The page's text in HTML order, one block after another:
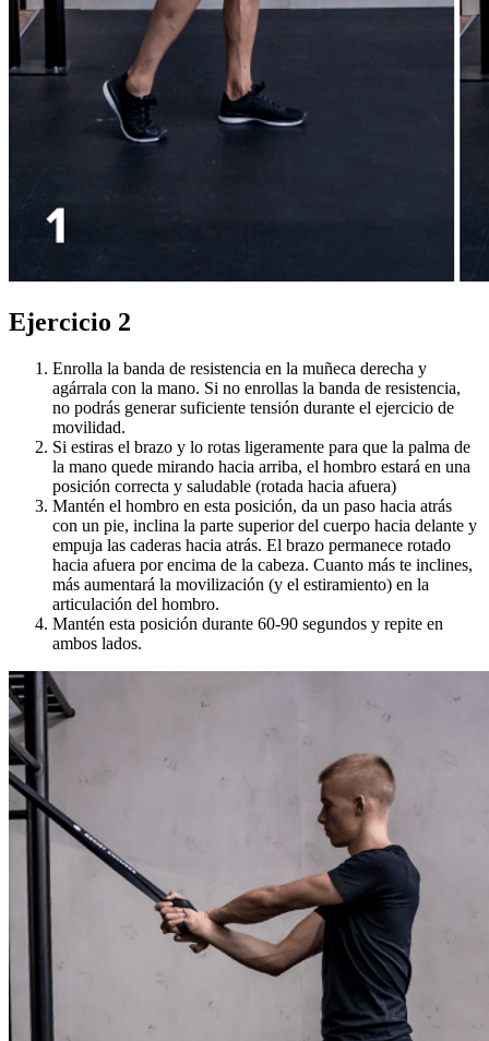
Ejercicio 2
Enrolla la banda de resistencia en la muñeca derecha y
agárrala con la mano. Si no enrollas la banda de resistencia,
no podrás generar suficiente tensión durante el ejercicio de
movilidad.
Si estiras el brazo y lo rotas ligeramente para que la palma de
la mano quede mirando hacia arriba, el hombro estará en una
posición correcta y saludable (rotada hacia afuera)
Mantén el hombro en esta posición, da un paso hacia atrás
con un pie, inclina la parte superior del cuerpo hacia delante y
empuja las caderas hacia atrás. El brazo permanece rotado
hacia afuera por encima de la cabeza. Cuanto más te inclines,
más aumentará la movilización (y el estiramiento) en la
articulación del hombro.
Mantén esta posición durante 60-90 segundos y repite en
ambos lados.